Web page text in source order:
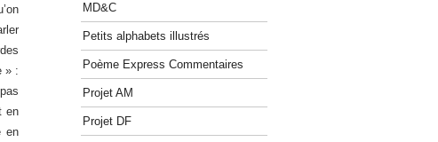
» :
en
en
MD&C
Petits alphabets illustrés
Poème Express Commentaires
Projet AM
Projet DF